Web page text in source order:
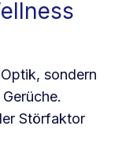
sondern
Störfaktor